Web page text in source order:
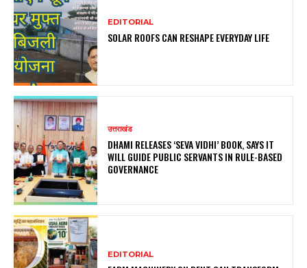
EDITORIAL
SOLAR ROOFS CAN RESHAPE EVERYDAY LIFE
उत्तराखंड
DHAMI RELEASES ‘SEVA VIDHI’ BOOK, SAYS IT
WILL GUIDE PUBLIC SERVANTS IN RULE-BASED
GOVERNANCE
EDITORIAL